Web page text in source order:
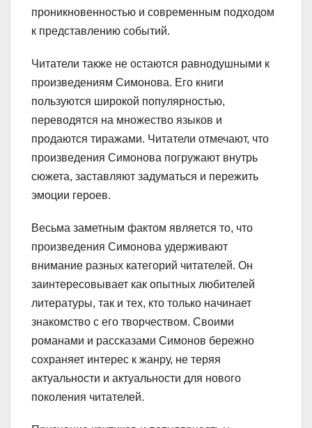
проникновенностью и современным подходом
к представлению событий.
Читатели также не остаются равнодушными к
произведениям Симонова. Его книги
пользуются широкой популярностью,
переводятся на множество языков и
продаются тиражами. Читатели отмечают, что
произведения Симонова погружают внутрь
сюжета, заставляют задуматься и пережить
эмоции героев.
Весьма заметным фактом является то, что
произведения Симонова удерживают
внимание разных категорий читателей. Он
заинтересовывает как опытных любителей
литературы, так и тех, кто только начинает
знакомство с его творчеством. Своими
романами и рассказами Симонов бережно
сохраняет интерес к жанру, не теряя
актуальности и актуальности для нового
поколения читателей.